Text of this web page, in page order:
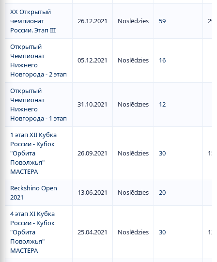
XX Открытый
чемпионат
России. Этап III
26.12.2021 Noslēdzies 59 29
Открытый
Чемпионат
Нижнего
Новгорода - 2 этап
05.12.2021 Noslēdzies 16
Открытый
Чемпионат
Нижнего
Новгорода - 1 этап
31.10.2021 Noslēdzies 12
1 этап XII Кубка
России - Кубок
"Орбита
Поволжья"
МАСТЕРА
26.09.2021 Noslēdzies 30 15
Reckshino Open
2021
13.06.2021 Noslēdzies 20
4 этап XI Кубка
России - Кубок
"Орбита
Поволжья"
МАСТЕРА
25.04.2021 Noslēdzies 30 12